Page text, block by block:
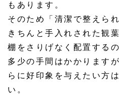
もあります。
そのため「清潔で整えら
きちんと手入れされた観
棚をさりげなく配置する
多少の手間はかかります
らに好印象を与えたい方
い。